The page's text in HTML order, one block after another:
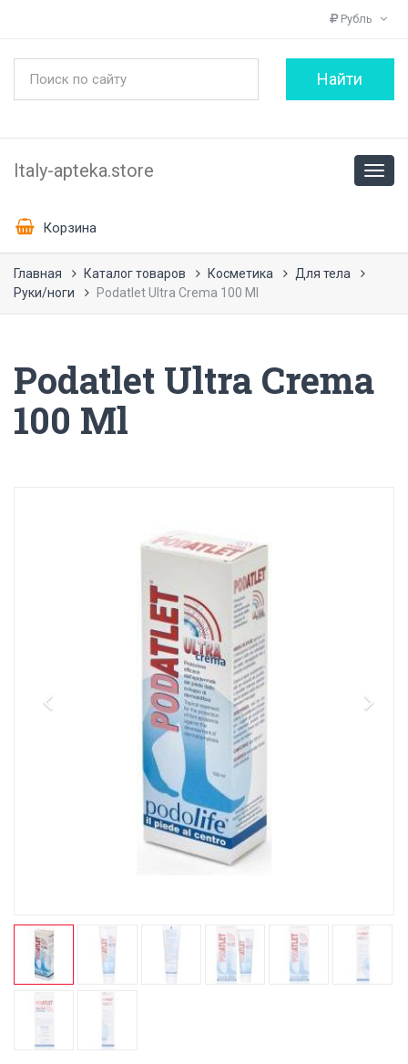
Рубль
Italy-apteka.store
Корзина
Главная Каталог товаров Косметика
Для тела
Руки/ноги
Podatlet Ultra Crema 100 Ml
Podatlet Ultra Crema
100 Ml